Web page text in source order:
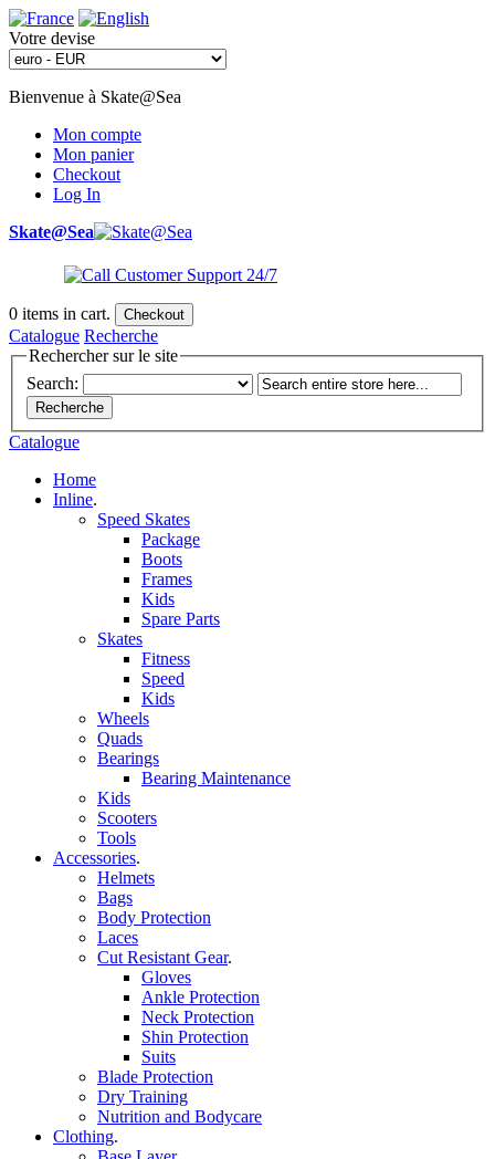
Votre devise
Bienvenue à Skate@Sea
Mon compte
Mon panier
Checkout
Log In
Skate@Sea
0 items in cart. Checkout
Catalogue Recherche
Rechercher sur le site
Search:
Recherche
Catalogue
Home
Inline.
Speed Skates
Package
Boots
Frames
Kids
Spare Parts
Skates
Fitness
Speed
Kids
Wheels
Quads
Bearings
Bearing Maintenance
Kids
Scooters
Tools
Accessories.
Helmets
Bags
Body Protection
Laces
Cut Resistant Gear.
Gloves
Ankle Protection
Neck Protection
Shin Protection
Suits
Blade Protection
Dry Training
Nutrition and Bodycare
Clothing.